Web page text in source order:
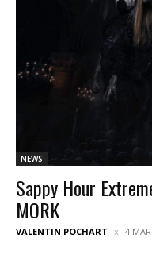
NEWS
Sappy Hour
MORK
VALENTIN POCHART 4